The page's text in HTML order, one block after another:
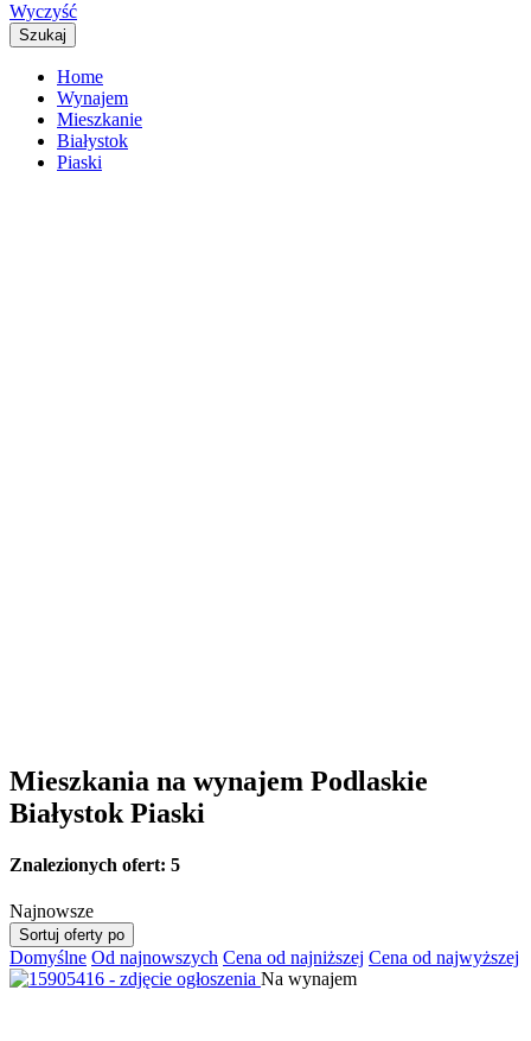
Wyczyść
Szukaj
Home
Wynajem
Mieszkanie
Białystok
Piaski
Mieszkania na wynajem Podlaskie
Białystok Piaski
Znalezionych ofert: 5
Najnowsze
Sortuj oferty po
Domyślne Od najnowszych Cena od najniższej Cena od najwyższej
Na wynajem